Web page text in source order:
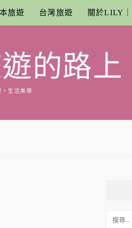
旅遊 台灣旅遊 關於LILY
的路上
生活美學